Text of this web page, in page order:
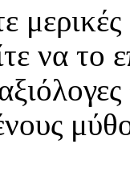
να το